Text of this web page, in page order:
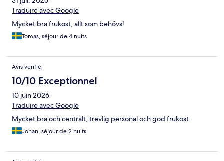
Traduire avec Google
Mycket bra frukost, allt som behövs!
Tomas, séjour de 4 nuits
Avis vérifié
10/10 Exceptionnel
10 juin 2026
Traduire avec Google
Mycket bra och centralt, trevlig personal och god frukost
Johan, séjour de 2 nuits